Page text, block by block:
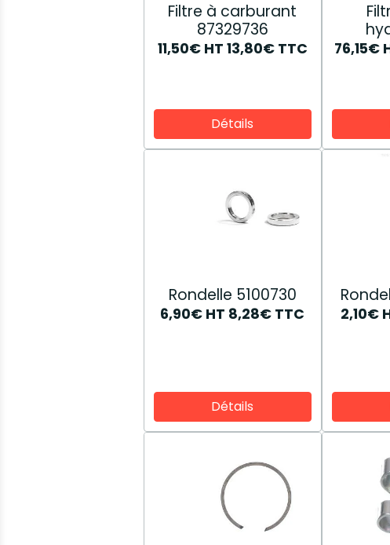
Filtre à carburant
87329736
11,50€ HT 13,80€ TTC
Détails
76,15€
Rondelle 5100730
6,90€ HT 8,28€ TTC
Détails
2,10€